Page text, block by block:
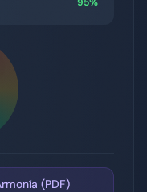
(PDF)